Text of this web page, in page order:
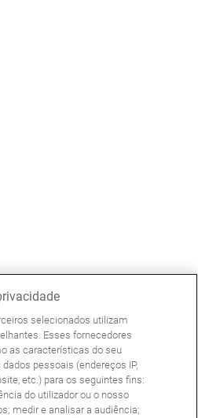
selecionados utilizam
Esses fornecedores
as características do seu
pessoais (endereços IP,
etc.) para os seguintes fins:
do utilizador ou o nosso
medir e analisar a audiência;